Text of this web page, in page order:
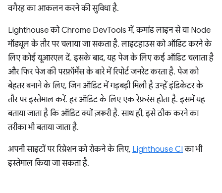
वगैरह का आकलन करने की सुविधा है.
Lighthouse को Chrome DevTools में, कमांड लाइन से या Node
मॉड्यूल के तौर पर चलाया जा सकता है. लाइटहाउस को ऑडिट करने के
लिए कोई यूआरएल दें. इसके बाद, यह पेज के लिए कई ऑडिट चलाता है
और फिर पेज की परफ़ॉर्मेंस के बारे में रिपोर्ट जनरेट करता है. पेज को
बेहतर बनाने के लिए, जिन ऑडिट में गड़बड़ी मिली है उन्हें इंडिकेटर के
तौर पर इस्तेमाल करें. हर ऑडिट के लिए एक रेफ़रंस होता है. इसमें यह
बताया जाता है कि ऑडिट क्यों ज़रूरी है. साथ ही, इसे ठीक करने का
तरीका भी बताया जाता है.
अपनी साइटों पर रिग्रेशन को रोकने के लिए, Lighthouse CI का भी
इस्तेमाल किया जा सकता है.